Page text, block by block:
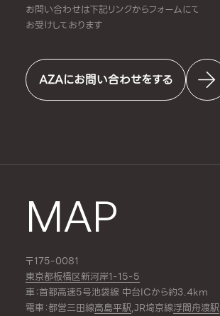
お問い合わせは下記リンクからフォームにて
お受けしております
AZAにお問い合わせをする
MAP
〒175-0081
東京都板橋区新河岸1-15-5
車：首都高速5号池袋線 中台ICから約3.4km
電車：都営三田線高島平駅,JR埼京線浮間舟渡駅